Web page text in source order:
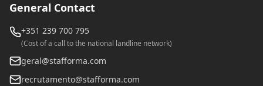
General Contact
+351 239 700 795
(Cost of a call to the national landline network)
geral@stafforma.com
recrutamento@stafforma.com